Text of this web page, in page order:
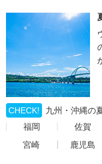
CHECK!
九州・沖縄の
福岡
佐賀
宮崎
鹿児島